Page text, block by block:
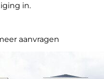
in.
aanvragen